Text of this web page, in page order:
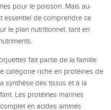
pour le poisson. Mais au-
essentiel de comprendre ce
le plan nutritionnel, tant en
fait partie de la famille
catégorie riche en protéines de
synthèse des tissus et à la
Les protéines marines
en acides aminés